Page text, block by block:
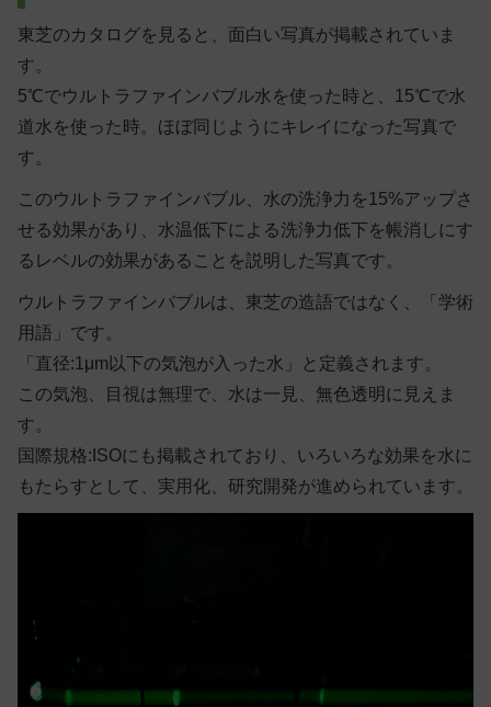
東芝のカタログを見ると、面白い写真が掲載されていま
す。
5℃でウルトラファインバブル水を使った時と、15℃で水
道水を使った時。ほぼ同じようにキレイになった写真で
す。
このウルトラファインバブル、水の洗浄力を15%アップさ
せる効果があり、水温低下による洗浄力低下を帳消しにす
るレベルの効果があることを説明した写真です。
ウルトラファインバブルは、東芝の造語ではなく、「学術
用語」です。
「直径:1μm以下の気泡が入った水」と定義されます。
この気泡、目視は無理で、水は一見、無色透明に見えま
す。
国際規格:ISOにも掲載されており、いろいろな効果を水に
もたらすとして、実用化、研究開発が進められています。